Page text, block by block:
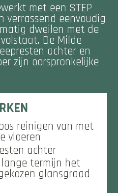
met een STEP
verrassend eenvoudig
dweilen met de
De Milde
achter en
zijn oorspronkelijke
reinigen van met
vloeren
achter
termijn het
glansgraad